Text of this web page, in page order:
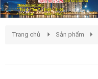
Trang chủ Sản phẩm